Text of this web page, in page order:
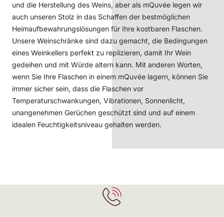
und die Herstellung des Weins, aber als mQuvée legen wir
auch unseren Stolz in das Schaffen der bestmöglichen
Heimaufbewahrungslösungen für Ihre kostbaren Flaschen.
Unsere Weinschränke sind dazu gemacht, die Bedingungen
eines Weinkellers perfekt zu replizieren, damit Ihr Wein
gedeihen und mit Würde altern kann. Mit anderen Worten,
wenn Sie Ihre Flaschen in einem mQuvée lagern, können Sie
immer sicher sein, dass die Flaschen vor
Temperaturschwankungen, Vibrationen, Sonnenlicht,
unangenehmen Gerüchen geschützt sind und auf einem
idealen Feuchtigkeitsniveau gehalten werden.